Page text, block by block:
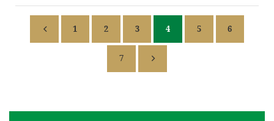
 1 2 3 4 5 6
7 